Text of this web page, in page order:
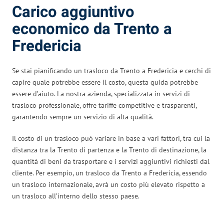
Carico aggiuntivo
economico da Trento a
Fredericia
Se stai pianificando un trasloco da Trento a Fredericia e cerchi di
capire quale potrebbe essere il costo, questa guida potrebbe
essere d’aiuto. La nostra azienda, specializzata in servizi di
trasloco professionale, offre tariffe competitive e trasparenti,
garantendo sempre un servizio di alta qualità.
Il costo di un trasloco può variare in base a vari fattori, tra cui la
distanza tra la Trento di partenza e la Trento di destinazione, la
quantità di beni da trasportare e i servizi aggiuntivi richiesti dal
cliente. Per esempio, un trasloco da Trento a Fredericia, essendo
un trasloco internazionale, avrà un costo più elevato rispetto a
un trasloco all’interno dello stesso paese.